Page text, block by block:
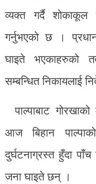
व्यक्त गर्दै शोकाकूल
गर्नुभएको छ ।
घाइते भएकाहरुको
सम्बन्धित निकायलाई
पाल्पाबाट
आज बिहान पाल्पाको
दुर्घटनाग्रस्त हुँदा
जना घाइते छन् ।